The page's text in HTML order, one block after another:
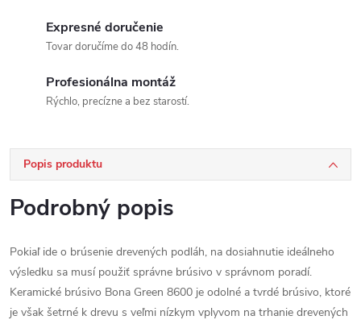
Expresné doručenie
Tovar doručíme do 48 hodín.
Profesionálna montáž
Rýchlo, precízne a bez starostí.
Popis produktu
Podrobný popis
Pokiaľ ide o brúsenie drevených podláh, na dosiahnutie ideálneho
výsledku sa musí použiť správne brúsivo v správnom poradí.
Keramické brúsivo Bona Green 8600 je odolné a tvrdé brúsivo, ktoré
je však šetrné k drevu s veľmi nízkym vplyvom na trhanie drevených